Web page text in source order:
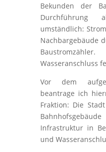
Bekunden der
Durchführung
umständlich:
Nachbargebäude
Wasseranschluss
Vor dem
beantrage ich
Fraktion: Die
Infrastruktur in
und